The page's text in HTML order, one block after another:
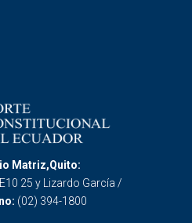
Matriz,Quito:
25 y Lizardo García /
(02) 394-1800